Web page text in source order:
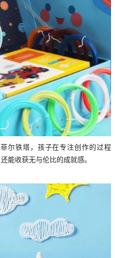
尔铁塔，孩子在专注创作的过程
能收获无与伦比的成就感。